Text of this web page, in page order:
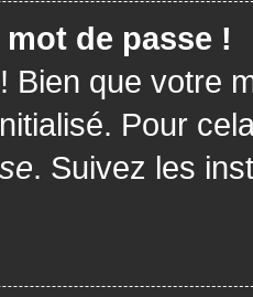
de passe !
Bien que votre
Pour
. Suivez les